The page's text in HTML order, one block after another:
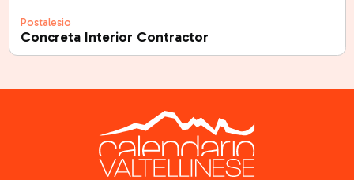
Postalesio
Concreta Interior Contractor